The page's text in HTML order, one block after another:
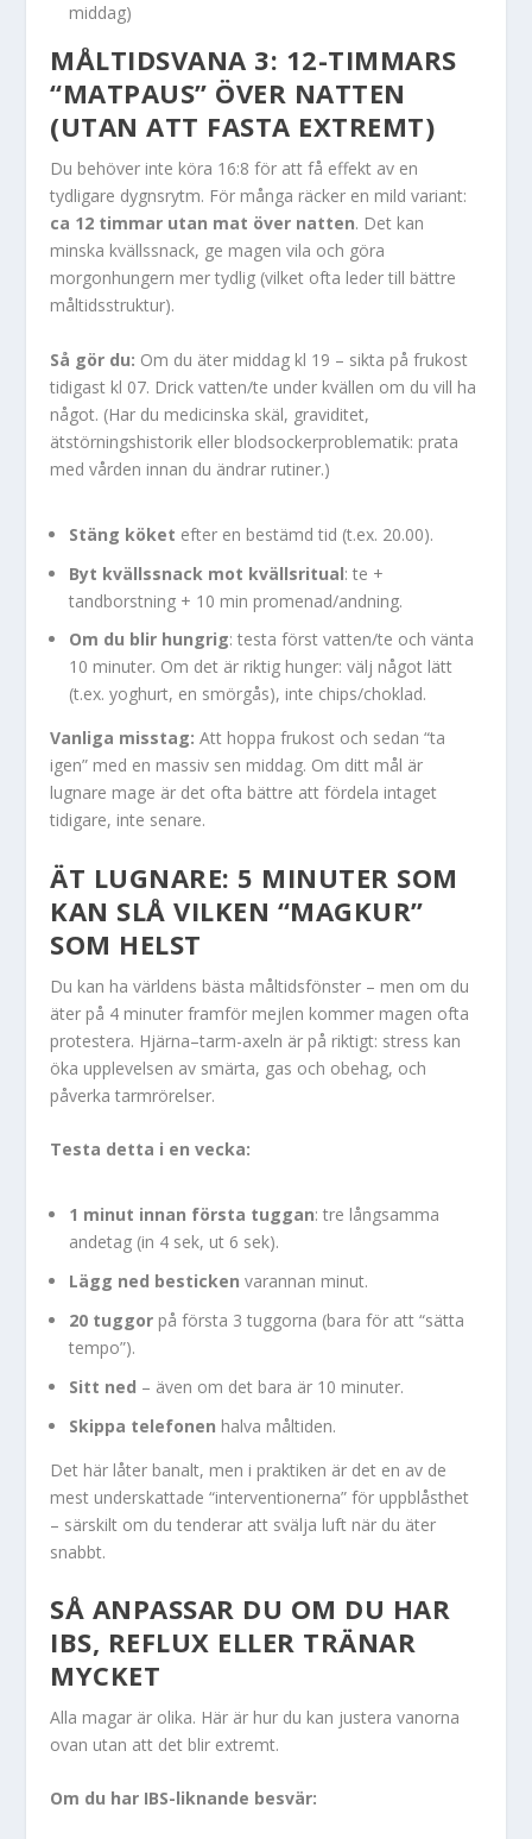
middag)
MÅLTIDSVANA 3: 12-TIMMARS
“MATPAUS” ÖVER NATTEN
(UTAN ATT FASTA EXTREMT)
Du behöver inte köra 16:8 för att få effekt av en
tydligare dygnsrytm. För många räcker en mild variant:
ca 12 timmar utan mat över natten. Det kan
minska kvällssnack, ge magen vila och göra
morgonhungern mer tydlig (vilket ofta leder till bättre
måltidsstruktur).
Så gör du: Om du äter middag kl 19 – sikta på frukost
tidigast kl 07. Drick vatten/te under kvällen om du vill ha
något. (Har du medicinska skäl, graviditet,
ätstörningshistorik eller blodsockerproblematik: prata
med vården innan du ändrar rutiner.)
Stäng köket efter en bestämd tid (t.ex. 20.00).
Byt kvällssnack mot kvällsritual: te +
tandborstning + 10 min promenad/andning.
Om du blir hungrig: testa först vatten/te och vänta
10 minuter. Om det är riktig hunger: välj något lätt
(t.ex. yoghurt, en smörgås), inte chips/choklad.
Vanliga misstag: Att hoppa frukost och sedan “ta
igen” med en massiv sen middag. Om ditt mål är
lugnare mage är det ofta bättre att fördela intaget
tidigare, inte senare.
ÄT LUGNARE: 5 MINUTER SOM
KAN SLÅ VILKEN “MAGKUR”
SOM HELST
Du kan ha världens bästa måltidsfönster – men om du
äter på 4 minuter framför mejlen kommer magen ofta
protestera. Hjärna–tarm-axeln är på riktigt: stress kan
öka upplevelsen av smärta, gas och obehag, och
påverka tarmrörelser.
Testa detta i en vecka:
1 minut innan första tuggan: tre långsamma
andetag (in 4 sek, ut 6 sek).
Lägg ned besticken varannan minut.
20 tuggor på första 3 tuggorna (bara för att “sätta
tempo”).
Sitt ned – även om det bara är 10 minuter.
Skippa telefonen halva måltiden.
Det här låter banalt, men i praktiken är det en av de
mest underskattade “interventionerna” för uppblåsthet
– särskilt om du tenderar att svälja luft när du äter
snabbt.
SÅ ANPASSAR DU OM DU HAR
IBS, REFLUX ELLER TRÄNAR
MYCKET
Alla magar är olika. Här är hur du kan justera vanorna
ovan utan att det blir extremt.
Om du har IBS-liknande besvär: